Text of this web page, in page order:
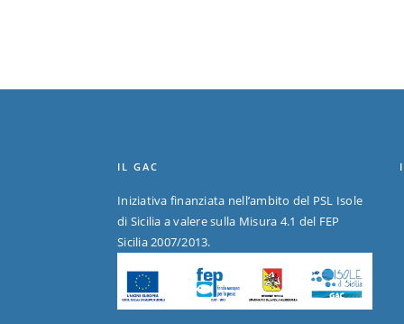
IL GAC
Iniziativa finanziata nell’ambito del PSL Isole
di Sicilia a valere sulla Misura 4.1 del FEP
Sicilia 2007/2013.